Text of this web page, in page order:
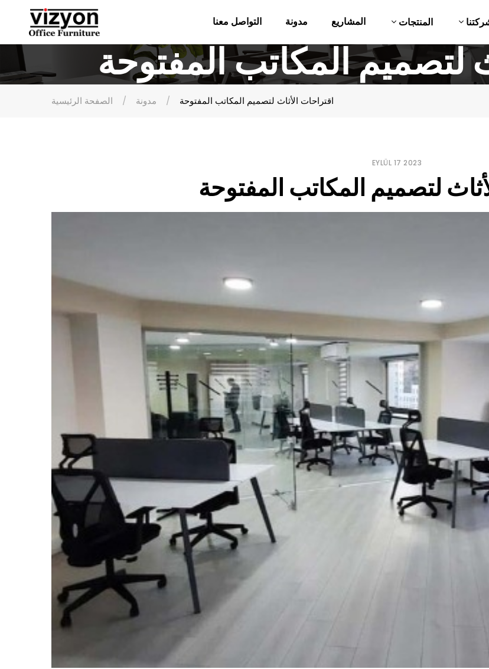
المنتجات المشاريع مدونة التواصل معنا
لتصميم المكاتب المفتوحة
الصفحة الرئيسية مدونة اقتراحات الأثاث لتصميم المكاتب المفتوحة
EYLÜL 17 2023
لتصميم المكاتب المفتوحة